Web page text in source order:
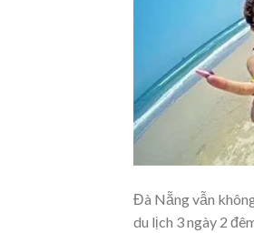
Đà Nẵng vẫn
du lịch 3 ngày 2